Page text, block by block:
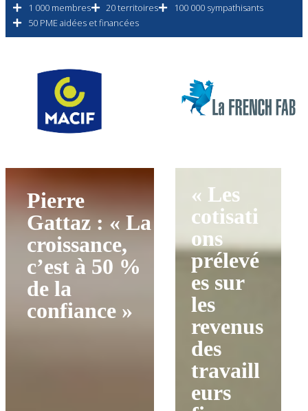
1 000 membres 20 territoires
100 000 sympathisants
50 PME aidées et financées
Pierre
Gattaz : « La
croissance,
c’est à 50 %
de la
confiance »
« Les
cotisati
ons
prélevé
es sur
les
revenus
des
travaill
eurs